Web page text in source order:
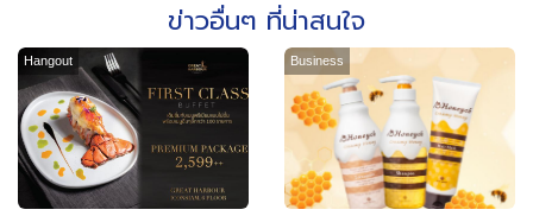
ข่าวอื่นๆ ที่น่าสนใจ
Hangout Business